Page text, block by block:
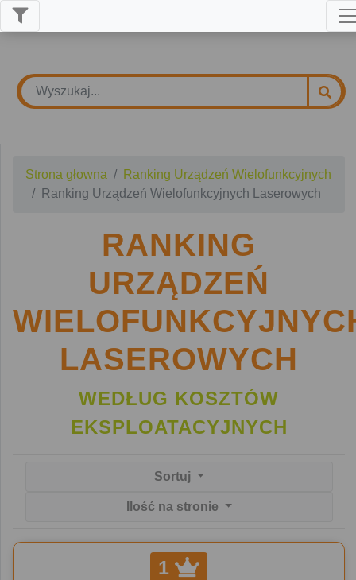
Strona głowna
Ranking Urządzeń Wielofunkcyjnych
Ranking Urządzeń Wielofunkcyjnych Laserowych
RANKING
URZĄDZEŃ
LASEROWYCH
WEDŁUG KOSZTÓW
EKSPLOATACYJNYCH
Sortuj
Ilość na stronie
1